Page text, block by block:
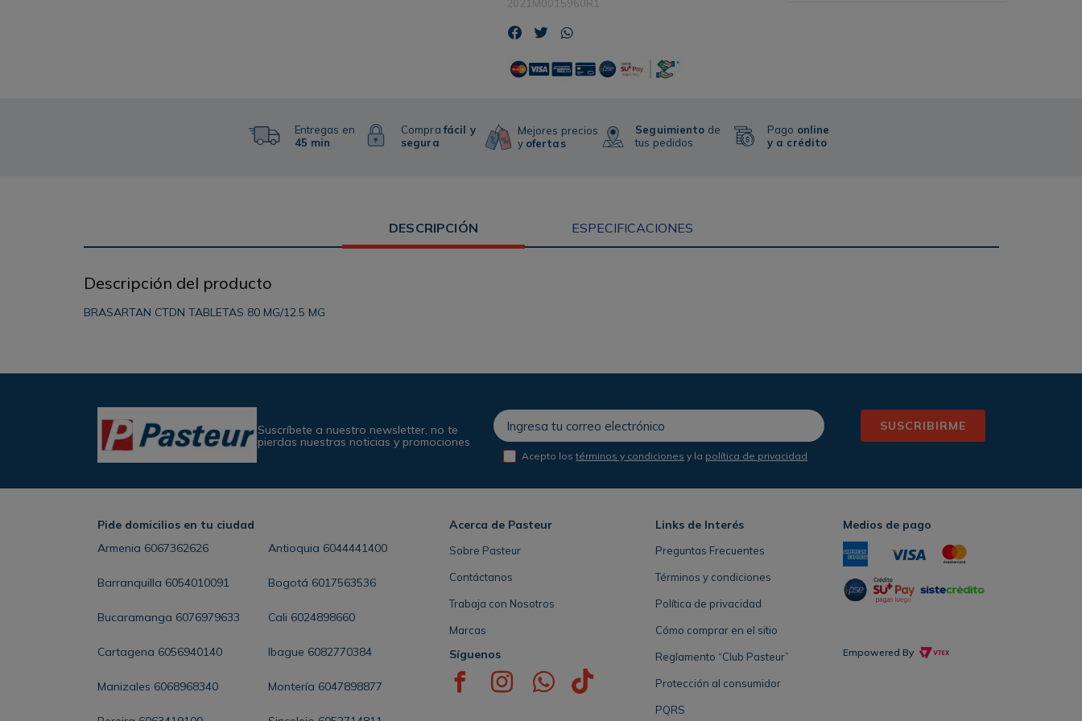
2021M0015960R1
Entregas en
45 min
Comprafácil y
segura
Mejores precios
y ofertas
Seguimiento de
tus pedidos
Pago online
y a crédito
DESCRIPCIÓN ESPECIFICACIONES
Descripción del producto
BRASARTAN CTDN TABLETAS 80 MG/12.5 MG
Suscríbete a nuestro newsletter, no te
pierdas nuestras noticias y promociones
SUSCRIBIRME
Acepto lostérminos y condiciones y la política de privacidad
Pide domicilios en tu ciudad
Armenia 6067362626 Antioquia 6044441400
Barranquilla 6054010091 Bogotá 6017563536
Bucaramanga 6076979633 Cali 6024898660
Cartagena 6056940140 Ibague 6082770384
Manizales 6068968340 Montería 6047898877
Acerca de Pasteur
Sobre Pasteur
Contáctanos
Trabaja con Nosotros
Marcas
Síguenos
Links de Interés
Preguntas Frecuentes
Términos y condiciones
Política de privacidad
Cómo comprar en el sitio
Reglamento “Club Pasteur”
Protección al consumidor
PQRS
Medios de pago
Empowered By